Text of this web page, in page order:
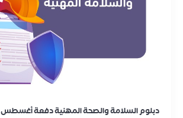
دبلوم السلامة والصحة المهنية دفعة أغسطس 2026